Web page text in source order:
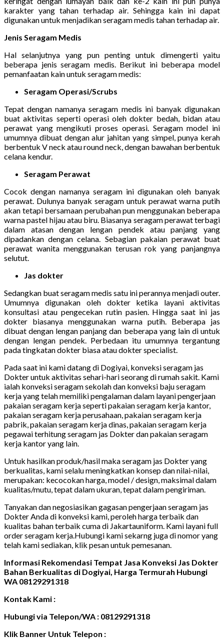
karakter yang tahan terhadap air. Sehingga kain ini dapat
digunakan untuk menjadikan seragam medis tahan terhadap air.
Jenis Seragam Medis
Hal selanjutnya yang pun penting untuk dimengerti yaitu
beberapa jenis seragam medis. Berikut ini beberapa model
pemanfaatan kain untuk seragam medis:
Seragam Operasi/Scrubs
Tepat dengan namanya seragam medis ini banyak digunakan
buat aktivitas seperti operasi oleh dokter bedah, bidan atau
perawat yang mengikuti proses operasi. Seragam model ini
umumnya dibuat dengan alur jahitan yang simpel, punya kerah
berbentuk V neck atau round neck, dengan bawahan berbentuk
celana kendur.
Seragam Perawat
Cocok dengan namanya seragam ini digunakan oleh banyak
perawat. Dulunya banyak seragam untuk perawat warna putih
akan tetapi bersamaan perubahan pun menggunakan beberapa
warna pastel hijau atau biru. Biasanya seragam perawat terbagi
dalam atasan dengan lengan pendek atau panjang yang
dipadankan dengan celana. Sebagian pakaian perawat buat
perawat wanita menggunakan terusan rok yang panjangnya
selutut.
Jas dokter
Sedangkan buat seragam medis satu ini perannya menjadi outer.
Umumnya digunakan oleh dokter ketika layani aktivitas
konsultasi atau pengecekan rutin pasien. Hingga saat ini jas
dokter biasanya menggunakan warna putih. Beberapa jas
dibuat dengan lengan panjang dan beberapa yang lain di untuk
dengan lengan pendek. Perbedaan itu umumnya tergantung
pada tingkatan dokter biasa atau dokter specialist.
Pada saat ini kami datang di Dogiyai, konveksi seragam jas
Dokter untuk aktivitas sehari-hari seorang di rumah sakit. Kami
ialah konveksi seragam sekolah dan konveksi baju seragam
kerja yang telah memiliki pengalaman dalam layani pengerjaan
pakaian seragam kerja seperti pakaian seragam kerja kantor,
pakaian seragam kerja perusahaan, pakaian seragam kerja
pabrik, pakaian seragam kerja dinas, pakaian seragam kerja
pegawai terhitung seragam jas Dokter dan pakaian seragam
kerja kantor yang lain.
Untuk hasilkan produk/hasil maka seragam jas Dokter yang
berkualitas, kami selalu meningkatkan konsep dan nilai-nilai,
merupakan: kecocokan harga, model / design, maksimal dalam
kualitas/mutu, tepat dalam ukuran, tepat dalam pengiriman.
Tanyakan dan negosiasikan gagasan pengerjaan seragam jas
Dokter Anda di konveksi kami, peroleh harga terbaik dan
kualitas bahan terbaik cuma di Jakartauniform. Kami layani full
order seragam kerja.Hubungi kami sekarng juga di nomor yang
telah kami sediakan, klik pesan untuk pemesanan.
Informasi Rekomendasi Tempat Jasa Konveksi Jas Dokter
Bahan Berkualitas di Dogiyai, Harga Termurah Hubungi
WA 08129291318
Kontak Kami :
Hubungi via Telepon/WA : 08129291318
Klik Banner Untuk Telepon :